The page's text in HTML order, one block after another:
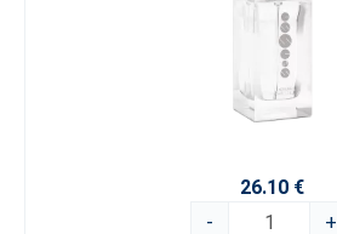
26.10 €
-
+